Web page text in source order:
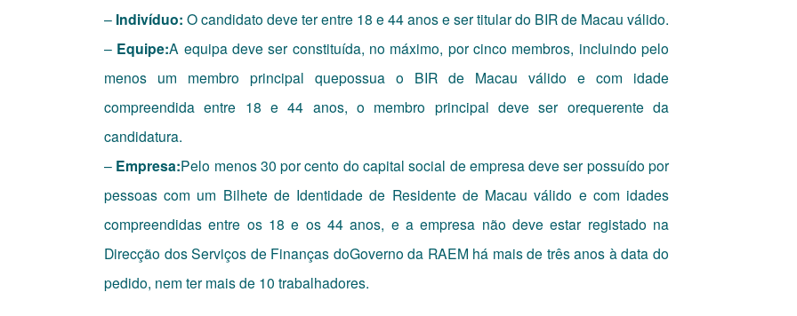
– Indivíduo: O candidato deve ter entre 18 e 44 anos e ser titular do BIR de Macau válido.
– Equipe:A equipa deve ser constituída, no máximo, por cinco membros, incluindo pelo
menos um membro principal quepossua o BIR de Macau válido e com idade
compreendida entre 18 e 44 anos, o membro principal deve ser orequerente da
candidatura.
– Empresa:Pelo menos 30 por cento do capital social de empresa deve ser possuído por
pessoas com um Bilhete de Identidade de Residente de Macau válido e com idades
compreendidas entre os 18 e os 44 anos, e a empresa não deve estar registado na
Direcção dos Serviços de Finanças doGoverno da RAEM há mais de três anos à data do
pedido, nem ter mais de 10 trabalhadores.